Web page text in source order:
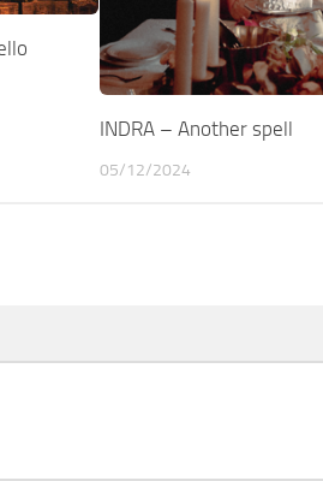
INDRA – Another spell
05/12/2024